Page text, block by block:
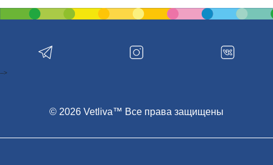
Шедевры иконописи XVIII–XX вв.;
Коллекции изобразительного искусства Беларуси
жизни известных художников, увидите предметы
© 2026 Vetliva™ Все права защищены
-->